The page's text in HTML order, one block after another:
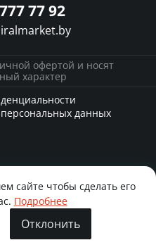
77 92
офертой и носят
характер
данных
сайте чтобы сделать его
Подробнее
Отклонить